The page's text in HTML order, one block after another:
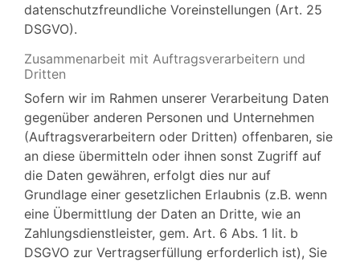
datenschutzfreundliche Voreinstellungen (Art. 25
DSGVO).
Zusammenarbeit mit Auftragsverarbeitern und
Dritten
Sofern wir im Rahmen unserer Verarbeitung Daten
gegenüber anderen Personen und Unternehmen
(Auftragsverarbeitern oder Dritten) offenbaren, sie
an diese übermitteln oder ihnen sonst Zugriff auf
die Daten gewähren, erfolgt dies nur auf
Grundlage einer gesetzlichen Erlaubnis (z.B. wenn
eine Übermittlung der Daten an Dritte, wie an
Zahlungsdienstleister, gem. Art. 6 Abs. 1 lit. b
DSGVO zur Vertragserfüllung erforderlich ist), Sie